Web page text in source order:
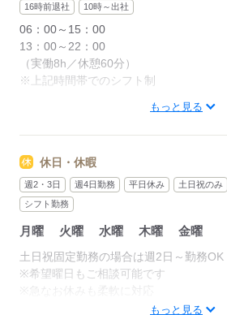
16時前退社 10時～出社
06：00～15：00
13：00～22：00
（実働8h／休憩60分）
※上記時間帯でのシフト制
■「午前メイン」「午後から」など柔軟
もっと見る
休日・休暇
週2・3日 週4日勤務 平日休み 土日祝のみ
シフト勤務
月曜 火曜 水曜 木曜 金曜
土日祝固定勤務の場合は週2日～勤務OK
※希望曜日もご相談可能です
※急なお休みも柔軟に対応
可能なためご安心くださいもっと見る